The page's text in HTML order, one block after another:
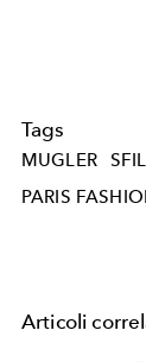
Tags
MUGLER
PARIS
Articoli